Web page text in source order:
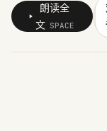
朗读全
文 SPACE